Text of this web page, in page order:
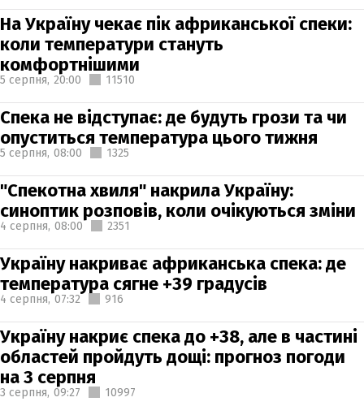
На Україну чекає пік африканської спеки:
коли температури стануть
комфортнішими
5 серпня, 20:00 11510
Спека не відступає: де будуть грози та чи
опуститься температура цього тижня
5 серпня, 08:00 1325
"Спекотна хвиля" накрила Україну:
синоптик розповів, коли очікуються зміни
4 серпня, 08:00 2351
Україну накриває африканська спека: де
температура сягне +39 градусів
4 серпня, 07:32 916
Україну накриє спека до +38, але в частині
областей пройдуть дощі: прогноз погоди
на 3 серпня
3 серпня, 09:27 10997